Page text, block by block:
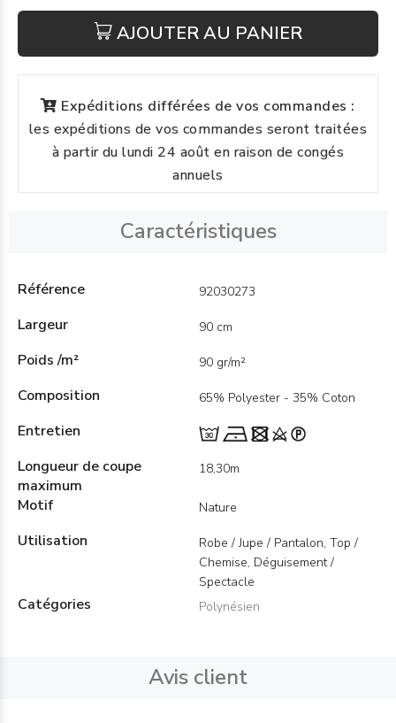
AJOUTER AU PANIER
Expéditions différées de vos commandes :
les expéditions de vos commandes seront traitées
à partir du lundi 24 août en raison de congés
annuels
Caractéristiques
Référence 92030273
Largeur 90 cm
Poids /m² 90 gr/m²
Composition 65% Polyester - 35% Coton
Entretien
Longueur de coupe
maximum
18,30m
Motif Nature
Utilisation
Robe / Jupe / Pantalon, Top /
Chemise, Déguisement /
Spectacle
Catégories Polynésien
Avis client